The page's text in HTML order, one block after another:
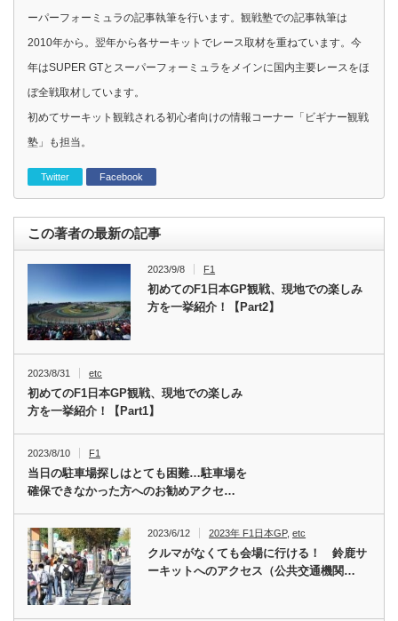
ーパーフォーミュラの記事執筆を行います。観戦塾での記事執筆は
2010年から。翌年から各サーキットでレース取材を重ねています。今
年はSUPER GTとスーパーフォーミュラをメインに国内主要レースをほ
ぼ全戦取材しています。
初めてサーキット観戦される初心者向けの情報コーナー「ビギナー観戦
塾」も担当。
Twitter Facebook
この著者の最新の記事
2023/9/8 F1
初めてのF1日本GP観戦、現地での楽しみ
方を一挙紹介！【Part2】
2023/8/31 etc
初めてのF1日本GP観戦、現地での楽しみ
方を一挙紹介！【Part1】
2023/8/10 F1
当日の駐車場探しはとても困難…駐車場を
確保できなかった方へのお勧めアクセ…
2023/6/12 2023年 F1日本GP,etc
クルマがなくても会場に行ける！ 鈴鹿サ
ーキットへのアクセス（公共交通機関…